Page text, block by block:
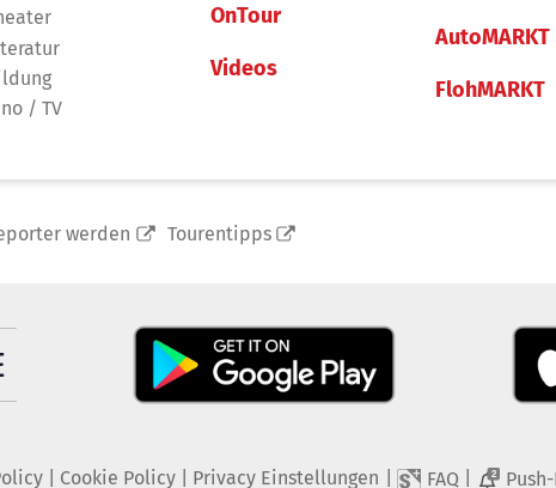
/ TV
OnTour
Videos
AutoMARKT
FlohMARKT
werden Tourentipps
| Cookie Policy| Privacy Einstellungen FAQ 2